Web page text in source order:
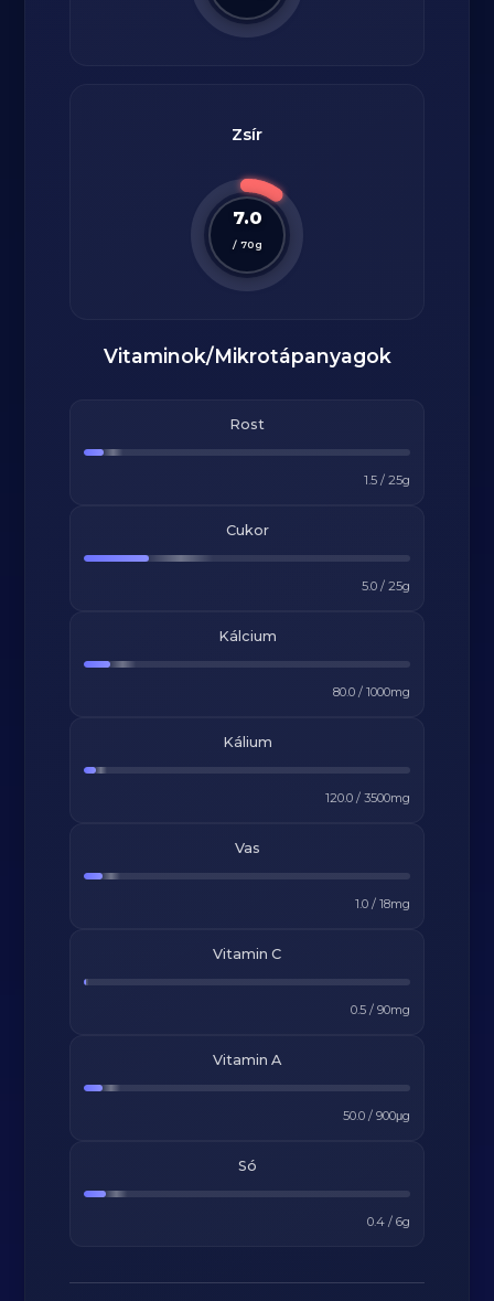
Zsír
7.0
/ 70g
Vitaminok/Mikrotápanyagok
Rost
1.5/ 25g
Cukor
5.0/ 25g
Kálcium
80.0/ 1000mg
Kálium
120.0/ 3500mg
Vas
1.0/ 18mg
Vitamin C
0.5/ 90mg
Vitamin A
50.0/ 900μg
Só
0.4/ 6g